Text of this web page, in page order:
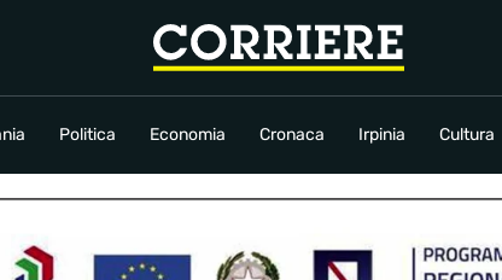
Politica Economia Cronaca Irpinia Cultura
Cronaca Irpinia Sport Rubriche